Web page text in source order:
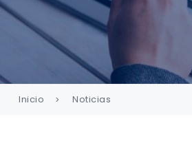
Inicio Noticias